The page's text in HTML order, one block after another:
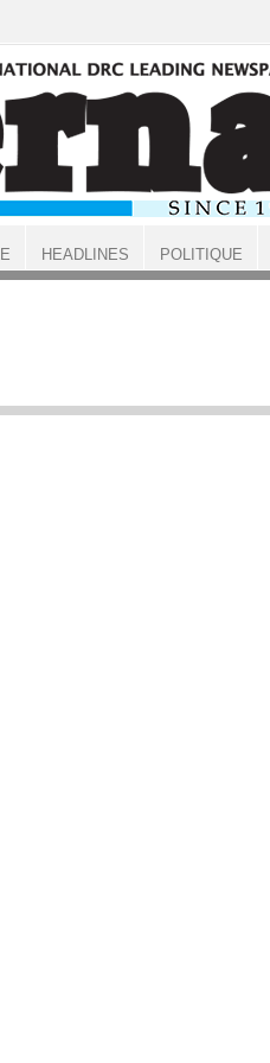
HEADLINES POLITIQUE